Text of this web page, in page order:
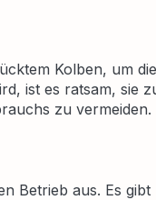
Kolben, um die
ist es ratsam, sie
zu vermeiden.
Betrieb aus. Es gibt